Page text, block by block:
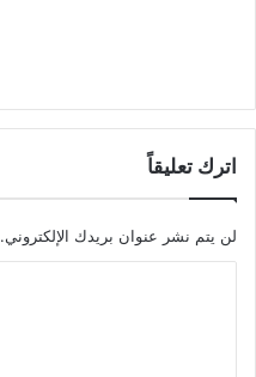
اترك تعليقاً
لن يتم نشر عنوان بريدك الإلكتروني.